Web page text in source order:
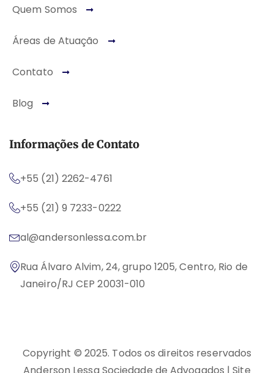
Quem Somos
Áreas de Atuação
Contato
Blog
Informações de Contato
+55 (21) 2262-4761
+55 (21) 9 7233-0222
al@andersonlessa.com.br
Rua Álvaro Alvim, 24, grupo 1205, Centro, Rio de
Janeiro/RJ CEP 20031-010
Copyright © 2025. Todos os direitos reservados